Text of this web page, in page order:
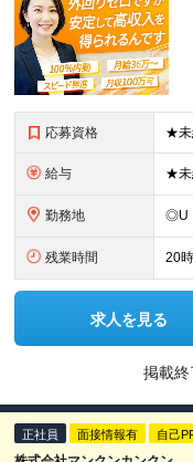
応募資格
給与
勤務地
残業時間 20
求人を見る
掲載終
正社員 面接情報有 自己